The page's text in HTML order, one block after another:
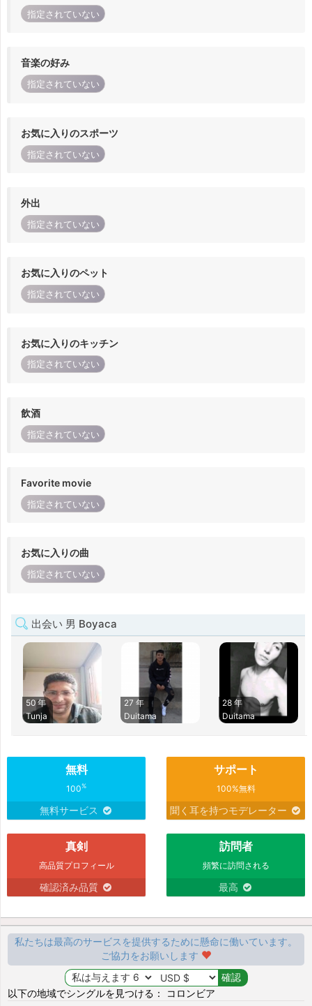
指定されていない
音楽の好み
指定されていない
お気に入りのスポーツ
指定されていない
外出
指定されていない
お気に入りのペット
指定されていない
お気に入りのキッチン
指定されていない
飲酒
指定されていない
Favorite movie
指定されていない
お気に入りの曲
指定されていない
出会い 男 Boyaca
50 年
Tunja
27 年
Duitama
28 年
Duitama
無料
100%
無料サービス
サポート
100%無料
聞く耳を持つモデレーター
真剣
高品質プロフィール
確認済み品質
訪問者
頻繁に訪問される
最高
私たちは最高のサービスを提供するために懸命に働いています。
ご協力をお願いします
以下の地域でシングルを見つける： コロンビア